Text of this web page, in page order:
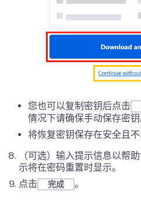
您也可以复制密钥后点击
情况下请确保手动保存密钥
将恢复密钥保存在安全且不
（可选）输入提示信息以帮
示将在密码重置时显示。
点击
完成 。